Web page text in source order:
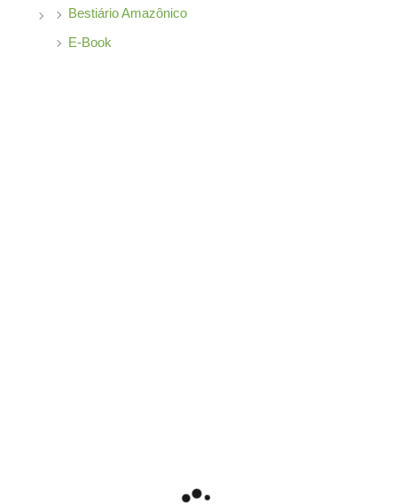
Bestiário Amazônico
E-Book